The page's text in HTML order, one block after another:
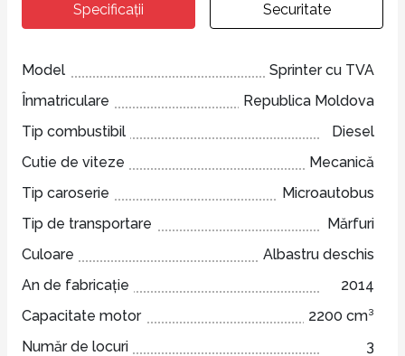
Specificații Securitate
Model
Sprinter cu TVA
Înmatriculare
Republica Moldova
Tip combustibil
Diesel
Cutie de viteze
Mecanică
Tip caroserie
Microautobus
Tip de transportare
Mărfuri
Culoare
Albastru deschis
An de fabricație
2014
Capacitate motor
2200 cm³
Număr de locuri
3